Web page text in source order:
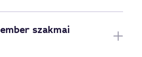
szakmai